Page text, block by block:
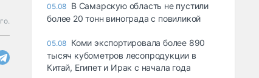
05.08 В Самарскую область не пустили
более 20 тонн винограда с повиликой
05.08 Коми экспортировала более 890
тысяч кубометров лесопродукции в
Китай, Египет и Ирак с начала года